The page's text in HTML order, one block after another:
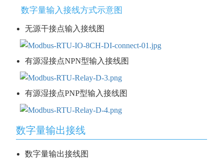
数字量输入接线方式示意图
无源干接点输入接线图
有源湿接点NPN型输入接线图
有源湿接点PNP型输入接线图
数字量输出接线
数字量输出接线图